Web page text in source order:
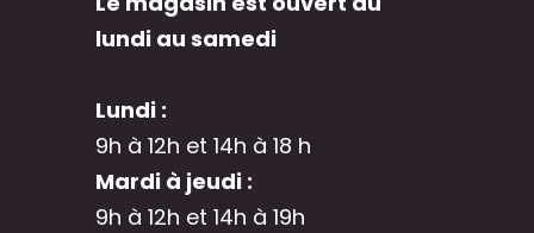
lundi au samedi
Lundi :
9h à 12h et 14h à 18 h
Mardi à jeudi :
9h à 12h et 14h à 19h